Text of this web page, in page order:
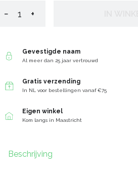
− +
Gevestigde naam
Al meer dan 25 jaar vertrouwd
Gratis verzending
In NL voor bestellingen vanaf €75
Eigen winkel
Kom langs in Maastricht
Beschrijving